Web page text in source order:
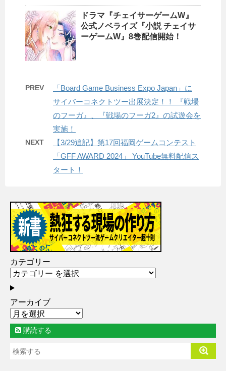
ドラマ『チェイサーゲームW』
公式ノベライズ『小説 チェイサ
ーゲームW』8巻配信開始！
PREV
「Board Game Business Expo Japan」に
サイバーコネクトツー出展決定！！ 『戦場
のフーガ』、『戦場のフーガ2』の試遊会を
実施！
NEXT
【3/29追記】第17回福岡ゲームコンテスト
「GFF AWARD 2024」 YouTube無料配信ス
タート！
カテゴリー
アーカイブ
購読する